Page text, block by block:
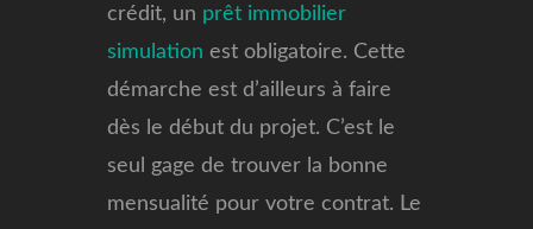
crédit, un prêt immobilier
simulation est obligatoire. Cette
démarche est d’ailleurs à faire
dès le début du projet. C’est le
seul gage de trouver la bonne
mensualité pour votre contrat. Le